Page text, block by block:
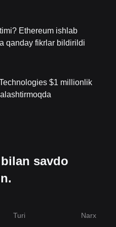
bir qator mix nodes-
aloqa shakllari yoki
qiyinlashtiradi. Har bir
va strategik ravishda
bo'lmasligini ta'minlaydi.
qarshi kurashda juda
mazmuni kabi shaxs haqida
mumkin.
quvvatlaydi, bu esa
baham ko'rishlarini
NYM blokcheynida
integratsiyalashishi mumki
Ethereum ishlab
qanday fikrlar bildirildi
$1 millionlik
savdo
Turi Narx